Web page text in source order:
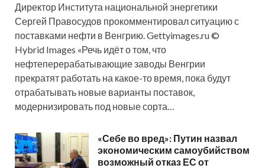
Директор Института национальной энергетики
Сергей Правосудов прокомментировал ситуацию с
поставками нефти в Венгрию. Gettyimages.ru ©
Hybrid Images «Речь идёт о том, что
нефтеперерабатывающие заводы Венгрии
прекратят работать на какое-то время, пока будут
отрабатывать новые варианты поставок,
модернизировать под новые сорта…
«Себе во вред»: Путин назвал
экономическим самоубийством
возможный отказ ЕС от